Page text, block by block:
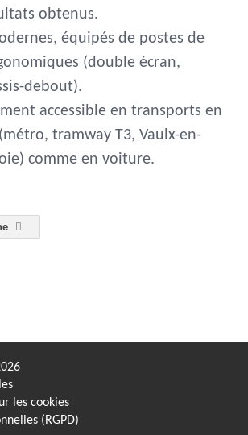
obtenus.
équipés de postes de
(double écran,
debout).
accessible en transports en
tramway T3, Vaulx-en-
comme en voiture.
les cookies
(RGPD)